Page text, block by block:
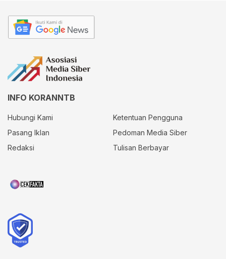
INFO KORANNTB
Hubungi Kami
Ketentuan Pengguna
Pasang Iklan
Pedoman Media Siber
Redaksi
Tulisan Berbayar